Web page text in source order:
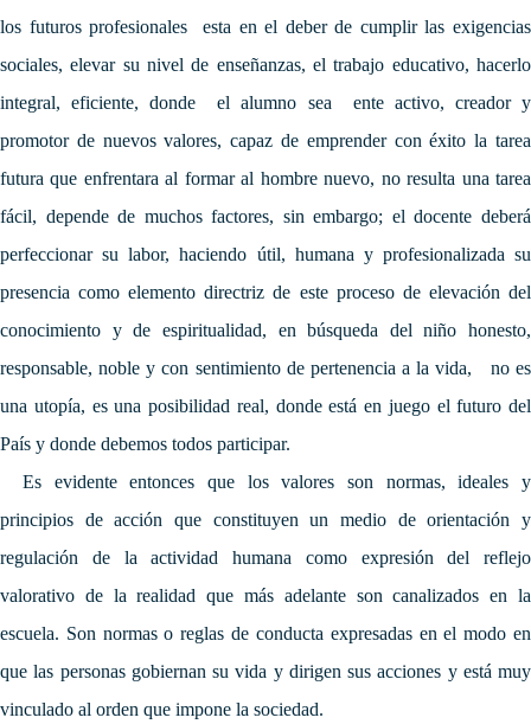
los futuros profesionales esta en el deber de cumplir las exigencias
sociales, elevar su nivel de enseñanzas, el trabajo educativo, hacerlo
integral, eficiente, donde el alumno sea ente activo, creador y
promotor de nuevos valores, capaz de emprender con éxito la tarea
futura que enfrentara al formar al hombre nuevo, no resulta una tarea
fácil, depende de muchos factores, sin embargo; el docente deberá
perfeccionar su labor, haciendo útil, humana y profesionalizada su
presencia como elemento directriz de este proceso de elevación del
conocimiento y de espiritualidad, en búsqueda del niño honesto,
responsable, noble y con sentimiento de pertenencia a la vida, no es
una utopía, es una posibilidad real, donde está en juego el futuro del
País y donde debemos todos participar.
Es evidente entonces que los valores son normas, ideales y
principios de acción que constituyen un medio de orientación y
regulación de la actividad humana como expresión del reflejo
valorativo de la realidad que más adelante son canalizados en la
escuela. Son normas o reglas de conducta expresadas en el modo en
que las personas gobiernan su vida y dirigen sus acciones y está muy
vinculado al orden que impone la sociedad.